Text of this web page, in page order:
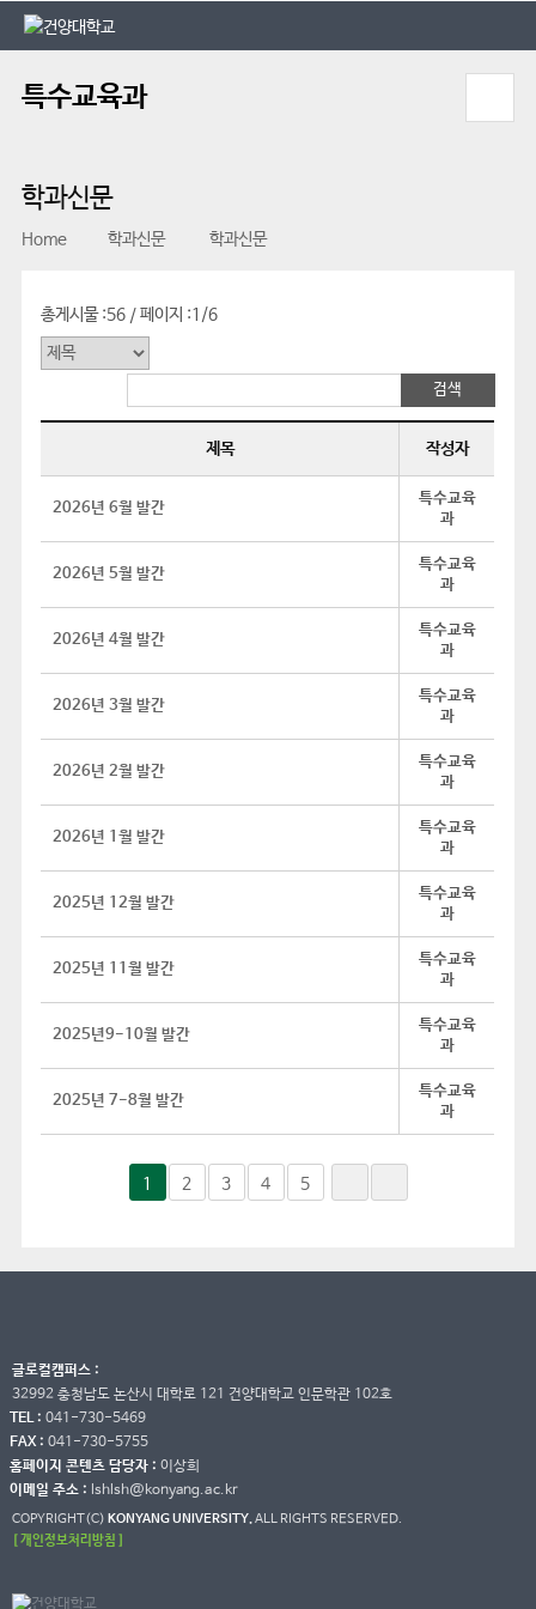
본문 바로가기
대메뉴 바로가기
특수교육과
학과신문
Home 학과신문 학과신문
총게시물 :56 /페이지 :1/6
제목 작성자
2026년 6월 발간
특수교육
과
2026년 5월 발간
특수교육
과
2026년 4월 발간
특수교육
과
2026년 3월 발간
특수교육
과
2026년 2월 발간
특수교육
과
2026년 1월 발간
특수교육
과
2025년 12월 발간
특수교육
과
2025년 11월 발간
특수교육
과
2025년9-10월 발간
특수교육
과
2025년 7-8월 발간
특수교육
과
1 2 3 4 5
글로컬캠퍼스 :
32992 충청남도 논산시 대학로 121 건양대학교 인문학관 102호
TEL : 041-730-5469
FAX : 041-730-5755
홈페이지 콘텐츠 담당자 : 이상희
이메일 주소 : lshlsh@konyang.ac.kr
COPYRIGHT(C) KONYANG UNIVERSITY.ALL RIGHTS RESERVED.
[ 개인정보처리방침 ]